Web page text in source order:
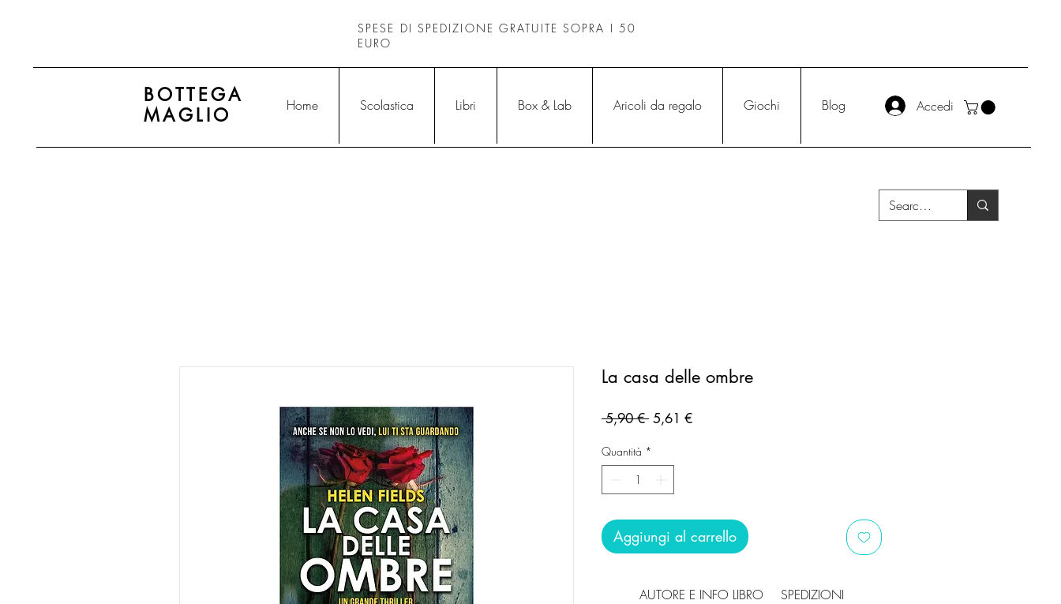
SPESE DI SPEDIZIONE GRATUITE SOPRA I 50
EURO
BOTTEGA
MAGLIO
Home Scolastica Libri Box & Lab Aricoli da regalo Giochi Blog Accedi
La casa delle ombre
5,90 € Prezzo
5,61 €Prezzo
Quantità *
Aggiungi al carrello
AUTORE E INFO LIBRO SPEDIZIONI